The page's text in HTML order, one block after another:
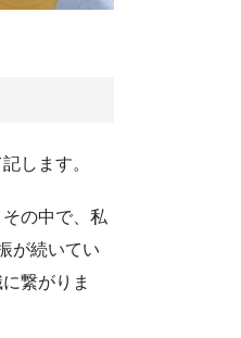
します。
の中で、私
が続いてい
繋がりま